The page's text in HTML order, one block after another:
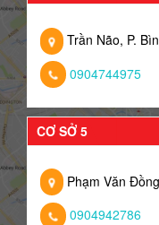
Trần Não, P.
0904744975
CƠ SỞ 5
Phạm Văn
0904942786